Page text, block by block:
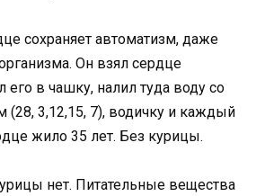
сохраняет автоматизм, даже
Он взял сердце
в чашку, налил туда воду со
3,12,15, 7), водичку и каждый
жило 35 лет. Без курицы.
нет. Питательные вещества